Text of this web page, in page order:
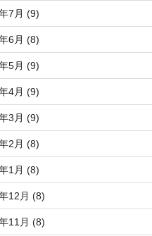
7月 (9)
6月 (8)
5月 (9)
4月 (9)
3月 (9)
2月 (8)
1月 (8)
12月 (8)
11月 (8)